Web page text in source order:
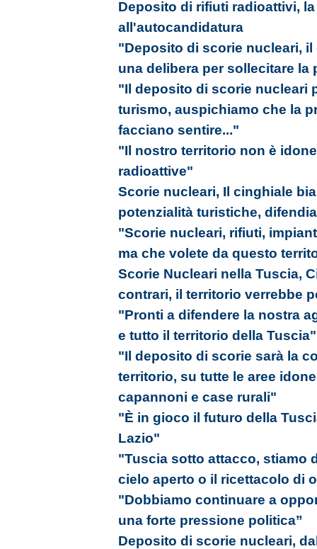
Deposito di rifiuti radioattivi,
all'autocandidatura
"Deposito di scorie nucleari,
una delibera per sollecitare
"Il deposito di scorie nucleari
turismo, auspichiamo che la
facciano sentire..."
"Il nostro territorio non è
radioattive"
Scorie nucleari, Il cinghiale
potenzialità turistiche,
"Scorie nucleari, rifiuti,
ma che volete da questo
Scorie Nucleari nella Tuscia,
contrari, il territorio verrebbe
"Pronti a difendere la nostra
e tutto il territorio della Tuscia"
"Il deposito di scorie sarà la
territorio, su tutte le aree
capannoni e case rurali"
"È in gioco il futuro della
Lazio"
"Tuscia sotto attacco, stiamo
cielo aperto o il ricettacolo di
"Dobbiamo continuare a
una forte pressione politica”
Deposito di scorie nucleari,